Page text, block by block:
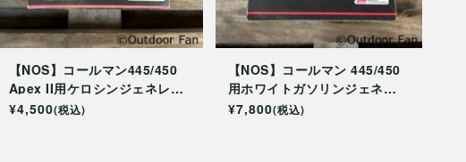
【NOS】コールマン445/450
Apex II用ケロシンジェネレー
ター 445-5261
¥4,500(税込)
【NOS】コールマン 445/450
用ホワイトガソリンジェネレ
ーターメンテナンスキット
¥7,800(税込)